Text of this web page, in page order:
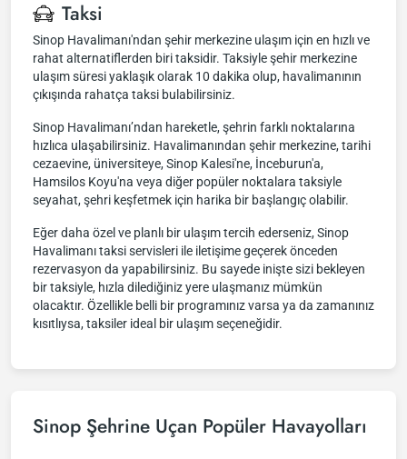
Taksi
Sinop Havalimanı'ndan şehir merkezine ulaşım için en hızlı ve
rahat alternatiflerden biri taksidir. Taksiyle şehir merkezine
ulaşım süresi yaklaşık olarak 10 dakika olup, havalimanının
çıkışında rahatça taksi bulabilirsiniz.
Sinop Havalimanı’ndan hareketle, şehrin farklı noktalarına
hızlıca ulaşabilirsiniz. Havalimanından şehir merkezine, tarihi
cezaevine, üniversiteye, Sinop Kalesi'ne, İnceburun'a,
Hamsilos Koyu'na veya diğer popüler noktalara taksiyle
seyahat, şehri keşfetmek için harika bir başlangıç olabilir.
Eğer daha özel ve planlı bir ulaşım tercih ederseniz, Sinop
Havalimanı taksi servisleri ile iletişime geçerek önceden
rezervasyon da yapabilirsiniz. Bu sayede inişte sizi bekleyen
bir taksiyle, hızla dilediğiniz yere ulaşmanız mümkün
olacaktır. Özellikle belli bir programınız varsa ya da zamanınız
kısıtlıysa, taksiler ideal bir ulaşım seçeneğidir.
Sinop Şehrine Uçan Popüler Havayolları